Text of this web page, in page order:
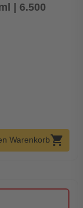
| 6.500
Warenkorbshopping_cart